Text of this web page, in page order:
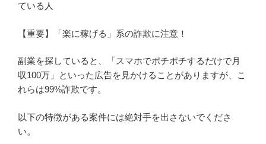
ている人
【重要】「楽に稼げる」系の詐欺に注意！
副業を探していると、「スマホでポチポチするだけで月
収100万」といった広告を見かけることがありますが、こ
れらは99%詐欺です。
以下の特徴がある案件には絶対手を出さないでくださ
い。